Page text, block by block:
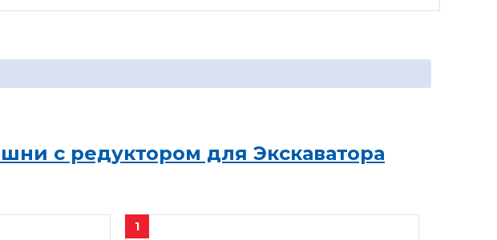
с редуктором для Экскаватора
1